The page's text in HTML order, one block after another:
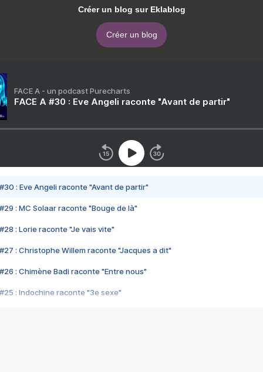
Créer un blog sur Eklablog
Créer un blog
FACE A - un podcast Purecharts
FACE A #30 : Eve Angeli raconte "Avant de partir"
#30 : Eve Angeli raconte "Avant de partir"
#29 : MC Solaar raconte "Bouge de là"
#28 : Lorie raconte "Je vais vite"
#27 : Christophe Willem raconte "Jacques a dit"
#26 : Chimène Badi raconte "Entre nous"
#25 : Indochine raconte "3e sexe"